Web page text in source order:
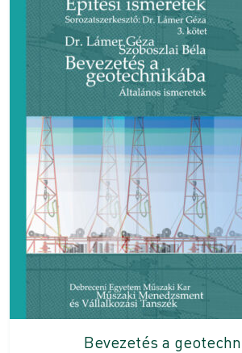
Bevezetés a